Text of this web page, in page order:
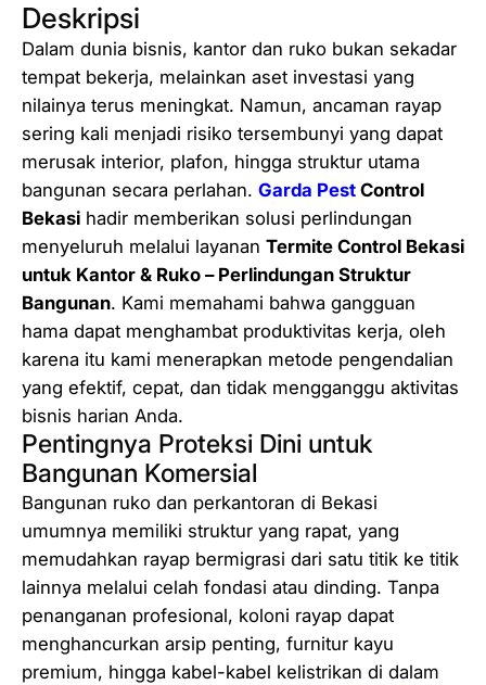
r
o
l
B
e
k
a
s
i
u
n
t
u
k
K
a
n
t
o
r
&
R
u
Deskripsi
Dalam dunia bisnis, kantor dan ruko bukan sekadar
tempat bekerja, melainkan aset investasi yang
nilainya terus meningkat. Namun, ancaman rayap
sering kali menjadi risiko tersembunyi yang dapat
merusak interior, plafon, hingga struktur utama
bangunan secara perlahan. Garda Pest Control
Bekasi hadir memberikan solusi perlindungan
menyeluruh melalui layanan Termite Control Bekasi
untuk Kantor & Ruko – Perlindungan Struktur
Bangunan. Kami memahami bahwa gangguan
hama dapat menghambat produktivitas kerja, oleh
karena itu kami menerapkan metode pengendalian
yang efektif, cepat, dan tidak mengganggu aktivitas
bisnis harian Anda.
Pentingnya Proteksi Dini untuk
Bangunan Komersial
Bangunan ruko dan perkantoran di Bekasi
umumnya memiliki struktur yang rapat, yang
memudahkan rayap bermigrasi dari satu titik ke titik
lainnya melalui celah fondasi atau dinding. Tanpa
penanganan profesional, koloni rayap dapat
menghancurkan arsip penting, furnitur kayu
premium, hingga kabel-kabel kelistrikan di dalam